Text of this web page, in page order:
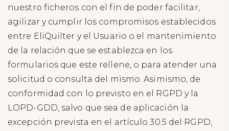
nuestro ficheros con el fin de poder facilitar,
agilizar y cumplir los compromisos establecidos
entre EliQuilter y el Usuario o el mantenimiento
de la relación que se establezca en los
formularios que este rellene, o para atender una
solicitud o consulta del mismo. Asimismo, de
conformidad con lo previsto en el RGPD y la
LOPD-GDD, salvo que sea de aplicación la
excepción prevista en el artículo 30.5 del RGPD,